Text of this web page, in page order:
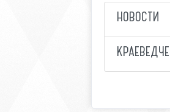
НОВОСТИ